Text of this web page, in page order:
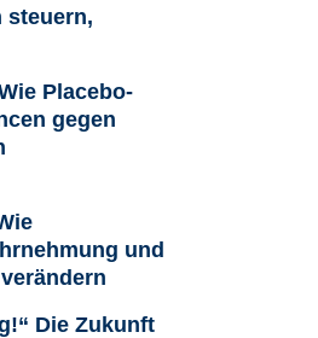
steuern,
Placebo-
gegen
und
Die Zukunft